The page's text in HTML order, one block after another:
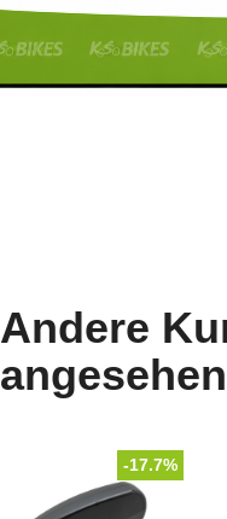
Andere
angesehen
-17.7%